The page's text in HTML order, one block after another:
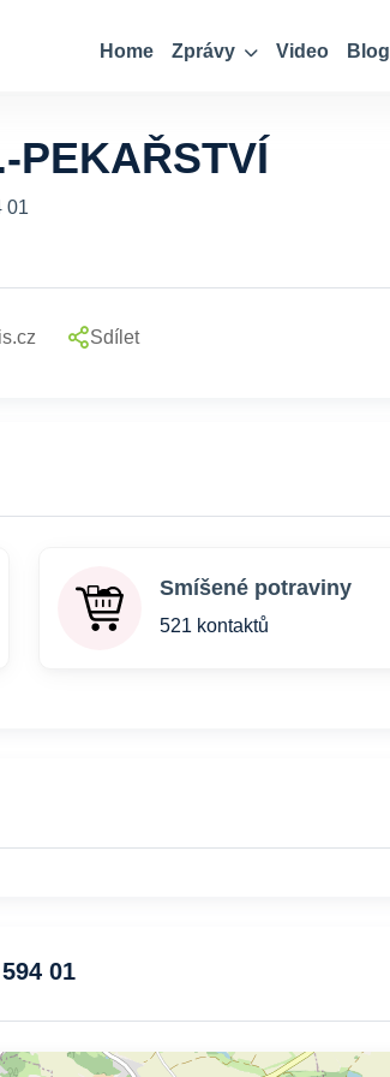
Home Zprávy Video Blog
PEKAŘSTVÍ
01
Sdílet
Smíšené potraviny
521 kontaktů
01